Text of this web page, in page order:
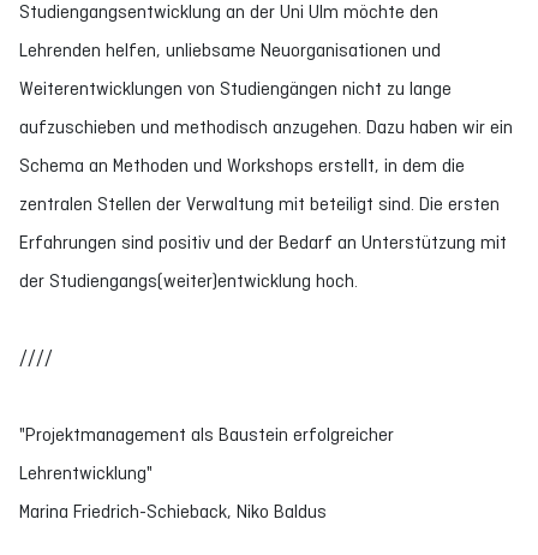
Studiengangsentwicklung an der Uni Ulm möchte den
Lehrenden helfen, unliebsame Neuorganisationen und
Weiterentwicklungen von Studiengängen nicht zu lange
aufzuschieben und methodisch anzugehen. Dazu haben wir ein
Schema an Methoden und Workshops erstellt, in dem die
zentralen Stellen der Verwaltung mit beteiligt sind. Die ersten
Erfahrungen sind positiv und der Bedarf an Unterstützung mit
der Studiengangs(weiter)entwicklung hoch.
////
"Projektmanagement als Baustein erfolgreicher
Lehrentwicklung"
Marina Friedrich-Schieback, Niko Baldus